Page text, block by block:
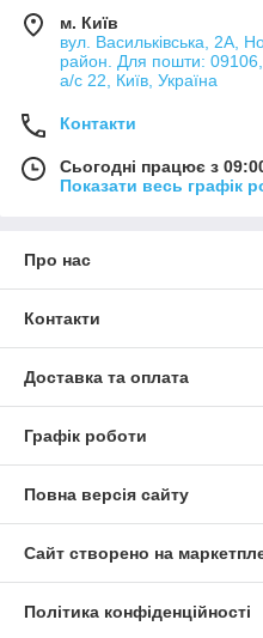
м. Київ
вул. Васильківська, 2А,
район. Для пошти: 09106,
а/с 22, Київ, Україна
Контакти
Сьогодні працює з
Показати весь графік
Про нас
Контакти
Доставка та оплата
Графік роботи
Повна версія сайту
Сайт створено на
Політика конфіденційності